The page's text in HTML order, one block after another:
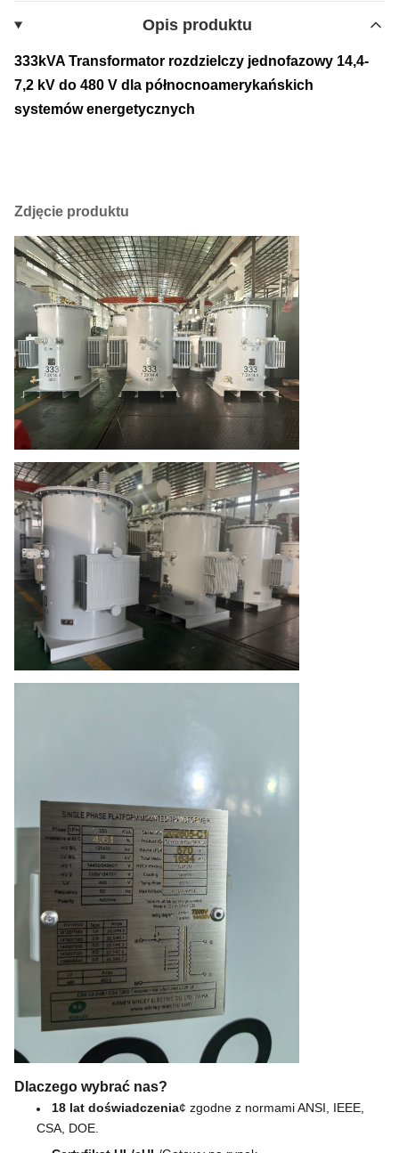
Opis produktu
333kVA Transformator rozdzielczy jednofazowy 14,4-
7,2 kV do 480 V dla północnoamerykańskich
systemów energetycznych
Zdjęcie produktu
Dlaczego wybrać nas?
18 lat doświadczenia¢ zgodne z normami ANSI, IEEE,
CSA, DOE.